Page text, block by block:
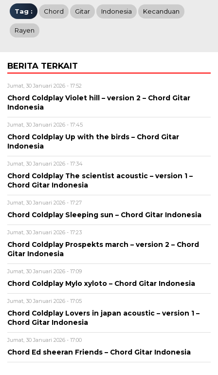
Tag : Chord Gitar Indonesia Kecanduan
Rayen
BERITA TERKAIT
Jumat, 30 Januari 2026 - 17:52
Chord Coldplay Violet hill – version 2 – Chord Gitar
Indonesia
Jumat, 30 Januari 2026 - 17:45
Chord Coldplay Up with the birds – Chord Gitar
Indonesia
Jumat, 30 Januari 2026 - 17:34
Chord Coldplay The scientist acoustic – version 1 –
Chord Gitar Indonesia
Jumat, 30 Januari 2026 - 17:27
Chord Coldplay Sleeping sun – Chord Gitar Indonesia
Jumat, 30 Januari 2026 - 17:23
Chord Coldplay Prospekts march – version 2 – Chord
Gitar Indonesia
Jumat, 30 Januari 2026 - 17:09
Chord Coldplay Mylo xyloto – Chord Gitar Indonesia
Jumat, 30 Januari 2026 - 17:05
Chord Coldplay Lovers in japan acoustic – version 1 –
Chord Gitar Indonesia
Jumat, 30 Januari 2026 - 17:00
Chord Ed sheeran Friends – Chord Gitar Indonesia